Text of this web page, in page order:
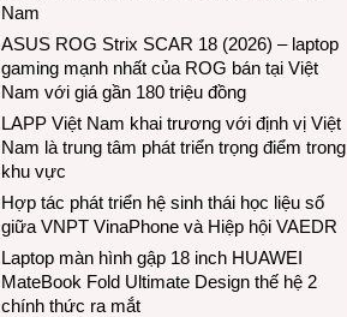
Nam
ASUS ROG Strix SCAR 18 (2026) – laptop
gaming mạnh nhất của ROG bán tại Việt
Nam với giá gần 180 triệu đồng
LAPP Việt Nam khai trương với định vị Việt
Nam là trung tâm phát triển trọng điểm trong
khu vực
Hợp tác phát triển hệ sinh thái học liệu số
giữa VNPT VinaPhone và Hiệp hội VAEDR
Laptop màn hình gập 18 inch HUAWEI
MateBook Fold Ultimate Design thế hệ 2
chính thức ra mắt